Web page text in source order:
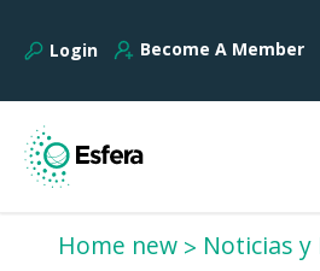
Login Become A Member
Home new Noticias y